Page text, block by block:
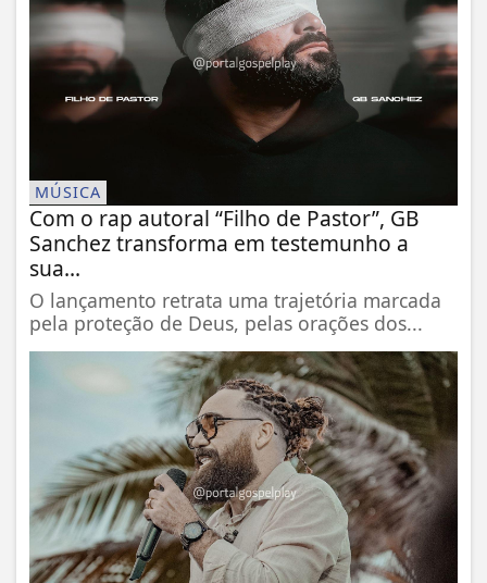
MÚSICA
Com o rap autoral “Filho de Pastor”, GB
Sanchez transforma em testemunho a
sua...
O lançamento retrata uma trajetória marcada
pela proteção de Deus, pelas orações dos...